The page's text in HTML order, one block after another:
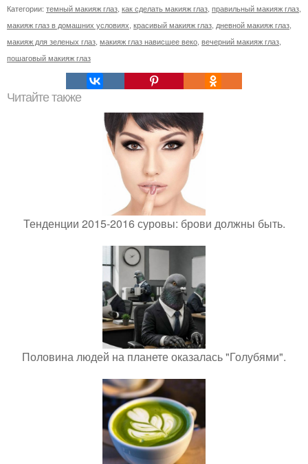
Категории: темный макияж глаз, как сделать макияж глаз, правильный макияж глаз,
макияж глаз в домашних условиях, красивый макияж глаз, дневной макияж глаз,
макияж для зеленых глаз, макияж глаз нависшее веко, вечерний макияж глаз,
пошаговый макияж глаз
Читайте также
Тенденции 2015-2016 суровы: брови должны быть.
Половина людей на планете оказалась "Голубями".